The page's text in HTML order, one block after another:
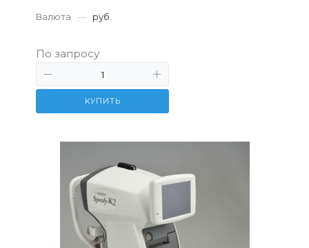
Валюта — руб.
По запросу
КУПИТЬ